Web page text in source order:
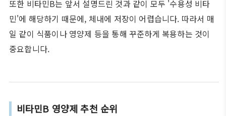
또한 비타민B는 앞서 설명드린 것과 같이 모두 '수용성 비타
민'에 해당하기 때문에, 체내에 저장이 어렵습니다. 따라서 매
일 같이 식품이나 영양제 등을 통해 꾸준하게 복용하는 것이
중요합니다.
비타민B 영양제 추천 순위